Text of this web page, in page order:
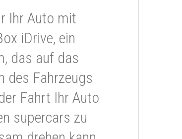
Ihr Auto mit
iDrive, ein
das auf das
des Fahrzeugs
Fahrt Ihr Auto
supercars zu